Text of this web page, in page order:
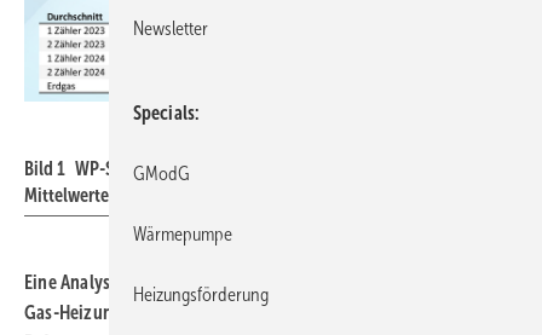
Bild 1 WP-Strom-/Gaspreis-Barometer für September 2024,
Mittelwerte für 12 Orte in Deutschland.
Eine Analyse für zwölf Orte zeigt, wie teuer das Heizen mit einer
Gas-Heizung und einer Wärmepumpen-Heizung für ein
Newsletter
Specials
GModG
Wärmepumpe
Heizungsförderung